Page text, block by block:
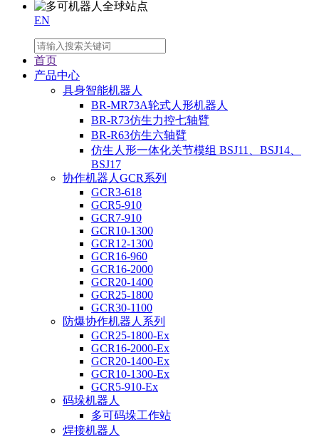
EN
首页
产品中心
具身智能机器人
BR-MR73A轮式人形机器人
BR-R73仿生力控七轴臂
BR-R63仿生六轴臂
仿生人形一体化关节模组 BSJ11、BSJ14、
BSJ17
协作机器人GCR系列
GCR3-618
GCR5-910
GCR7-910
GCR10-1300
GCR12-1300
GCR16-960
GCR16-2000
GCR20-1400
GCR25-1800
GCR30-1100
防爆协作机器人系列
GCR25-1800-Ex
GCR16-2000-Ex
GCR20-1400-Ex
GCR10-1300-Ex
GCR5-910-Ex
码垛机器人
多可码垛工作站
焊接机器人